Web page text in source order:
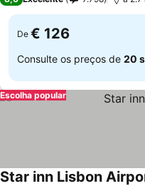
De € 126
Consulte os preços de 20
Escolha popular
Star inn Lisbon